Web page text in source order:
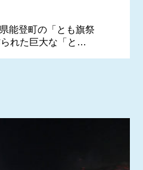
能登町の「とも旗祭
れた巨大な「と…